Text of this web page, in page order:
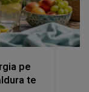
pe
te